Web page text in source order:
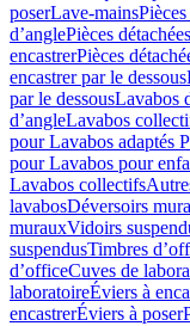
poserLave-mains
d’anglePièces
encastrerPièces
encastrer par le dessous
par le dessousLavabos
d’angleLavabos
pour Lavabos adaptés
pour Lavabos pour
Lavabos collectifs
lavabosDéversoirs
murauxVidoirs
suspendusTimbres
dʼofficeCuves de
laboratoireÉviers à
encastrerÉviers à poser